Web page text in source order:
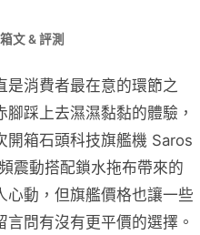
文 & 評測
是消費者最在意的環節之
踩上去濕濕黏黏的體驗，
開箱石頭科技旗艦機 Saros
震動搭配鎖水拖布帶來的
心動，但旗艦價格也讓一些
問有沒有更平價的選擇。